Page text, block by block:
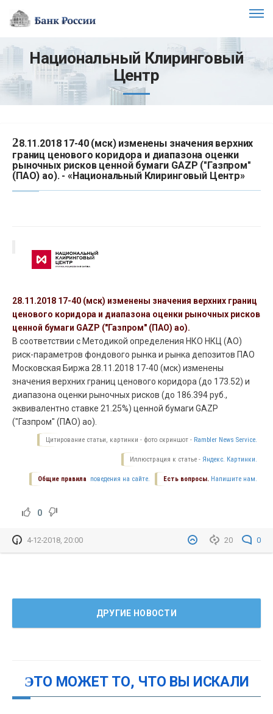
Национальный Клиринговый
Центр
28.11.2018 17-40 (мск) изменены значения верхних
границ ценового коридора и диапазона оценки
рыночных рисков ценной бумаги GAZP ("Газпром"
(ПАО) ао). - «Национальный Клиринговый Центр»
28.11.2018 17-40 (мск) изменены значения верхних границ
ценового коридора и диапазона оценки рыночных рисков
ценной бумаги GAZP ("Газпром" (ПАО) ао).
В соответствии с Методикой определения НКО НКЦ (АО)
риск-параметров фондового рынка и рынка депозитов ПАО
Московская Биржа 28.11.2018 17-40 (мск) изменены
значения верхних границ ценового коридора (до 173.52) и
диапазона оценки рыночных рисков (до 186.394 руб.,
эквивалентно ставке 21.25%) ценной бумаги GAZP
("Газпром" (ПАО) ао).
Цитирование статьи, картинки - фото скриншот - Rambler News Service.
Иллюстрация к статье - Яндекс. Картинки.
Есть вопросы. Напишите нам.
Общие правила поведения на сайте.
0
20 0
4-12-2018, 20:00
ДРУГИЕ НОВОСТИ
ЭТО МОЖЕТ ТО, ЧТО ВЫ ИСКАЛИ